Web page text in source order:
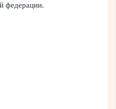
федерации.